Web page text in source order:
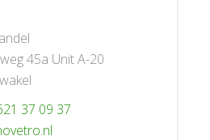
45a Unit A-20
37 09 37